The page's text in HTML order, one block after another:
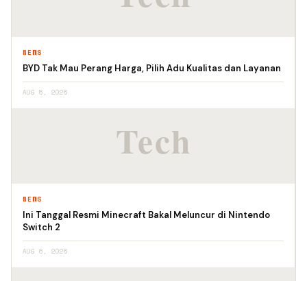
NEWS
BYD Tak Mau Perang Harga, Pilih Adu Kualitas dan Layanan
AUG 5, 2026
NEWS
Ini Tanggal Resmi Minecraft Bakal Meluncur di Nintendo
Switch 2
AUG 6, 2026